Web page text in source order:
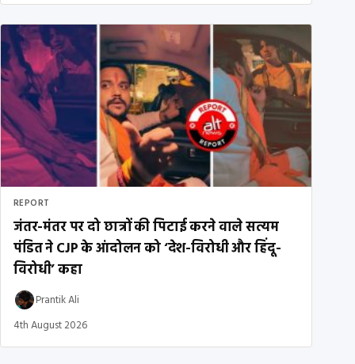
REPORT
जंतर-मंतर पर दो छात्रों की पिटाई करने वाले सत्यम
पंडित ने CJP के आंदोलन को ‘देश-विरोधी और हिंदू-
विरोधी’ कहा
Prantik Ali
4th August 2026